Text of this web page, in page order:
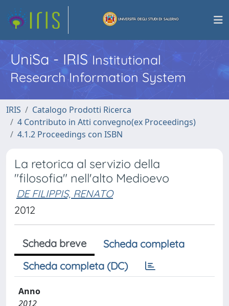
UniSa - IRISInstitutional
Research Information System
IRIS
Catalogo Prodotti Ricerca
4 Contributo in Atti convegno(ex Proceedings)
4.1.2 Proceedings con ISBN
La retorica al servizio della
"filosofia" nell'alto Medioevo
DE FILIPPIS, RENATO
2012
Scheda breve
Scheda completa
Scheda completa (DC)
Anno
2012